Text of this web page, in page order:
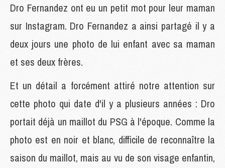
Dro Fernandez ont eu un petit mot pour leur maman
sur Instagram. Dro Fernandez a ainsi partagé il y a
deux jours une photo de lui enfant avec sa maman
et ses deux frères.
Et un détail a forcément attiré notre attention sur
cette photo qui date d'il y a plusieurs années : Dro
portait déjà un maillot du PSG à l'époque. Comme la
photo est en noir et blanc, difficile de reconnaître la
saison du maillot, mais au vu de son visage enfantin,